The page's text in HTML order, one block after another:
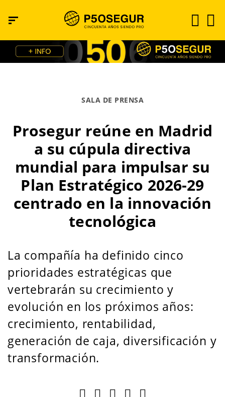
SALA DE PRENSA
Prosegur reúne en Madrid
a su cúpula directiva
mundial para impulsar su
Plan Estratégico 2026-29
centrado en la innovación
tecnológica
La compañía ha definido cinco
prioridades estratégicas que
vertebrarán su crecimiento y
evolución en los próximos años:
crecimiento, rentabilidad,
generación de caja, diversificación y
transformación.